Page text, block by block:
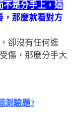
不是分手上，這
，那麼就看對方
卻沒有任何進
傷，那麼分手大
測驗題?